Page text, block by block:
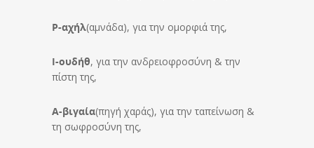
Ρ-αχήλ(αμνάδα), για την ομορφιά της,
Ι-ουδήθ, για την ανδρειοφροσύνη & την
πίστη της,
Α-βιγαία(πηγή χαράς), για την ταπείνωση &
τη σωφροσύνη της,